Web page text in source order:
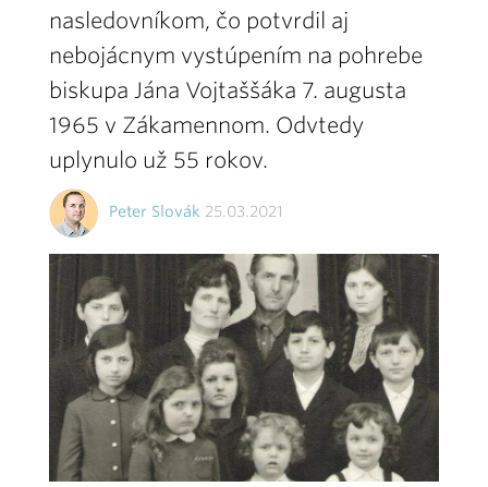
nasledovníkom, čo potvrdil aj
nebojácnym vystúpením na pohrebe
biskupa Jána Vojtaššáka 7. augusta
1965 v Zákamennom. Odvtedy
uplynulo už 55 rokov.
Peter Slovák 25.03.2021